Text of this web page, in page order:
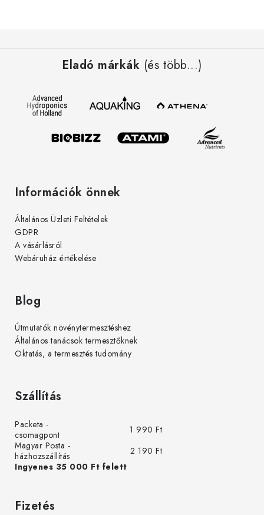
Eladó márkák (és több...)
Információk önnek
Általános Üzleti Feltételek
GDPR
A vásárlásról
Webáruház értékelése
Blog
Útmutatók növénytermesztéshez
Általános tanácsok termesztőknek
Oktatás, a termesztés tudomány
Szállítás
Packeta -
csomagpont
1 990 Ft
Magyar Posta -
házhozszállítás
2 190 Ft
Ingyenes 35 000 Ft felett
Fizetés